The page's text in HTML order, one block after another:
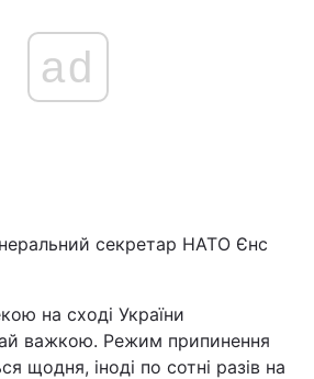
ad
секретар НАТО Єнс
на сході України
важкою. Режим припинення
щодня, іноді по сотні разів на